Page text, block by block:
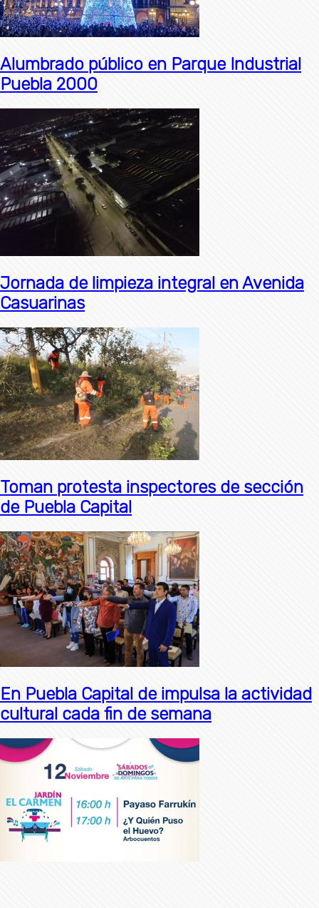
Alumbrado público en Parque Industrial
Puebla 2000
Jornada de limpieza integral en Avenida
Casuarinas
Toman protesta inspectores de sección
de Puebla Capital
En Puebla Capital de impulsa la actividad
cultural cada fin de semana